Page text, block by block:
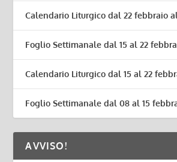
Calendario Liturgico dal 22 febbraio
Foglio Settimanale dal 15 al 22
Calendario Liturgico dal 15 al 22
Foglio Settimanale dal 08 al 15
AVVISO!